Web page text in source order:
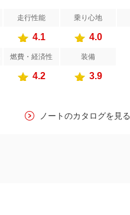
走行性能 乗り心地
4.1 4.0
燃費・経済性 装備
4.2 3.9
ノートのカタログを見る